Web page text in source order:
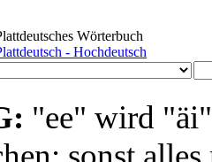
Wörterbuch
- Hochdeutsch
"ee" wird